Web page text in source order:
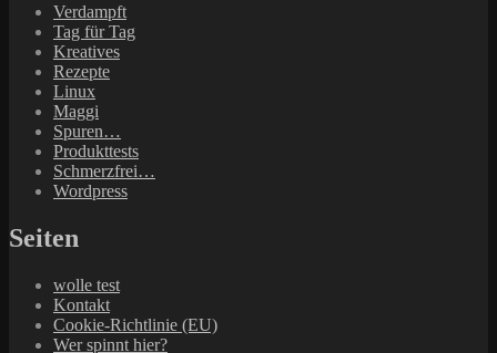
Verdampft
Tag für Tag
Kreatives
Rezepte
Linux
Maggi
Spuren…
Produkttests
Schmerzfrei…
Wordpress
Seiten
wolle test
Kontakt
Cookie-Richtlinie (EU)
Wer spinnt hier?